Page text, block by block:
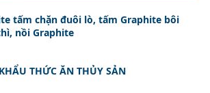
tấm chặn đuôi lò, tấm Graphite bôi
nồi Graphite
THỨC ĂN THỦY SẢN